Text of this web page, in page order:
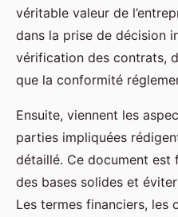
véritable valeur de
dans la prise de décision
vérification des contrats,
que la conformité
Ensuite, viennent les
parties impliquées
détaillé. Ce document est
des bases solides et
Les termes financiers, les